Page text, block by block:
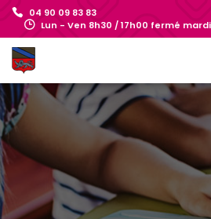
04 90 09 83 83
Lun - Ven 8h30 / 17h00 fermé